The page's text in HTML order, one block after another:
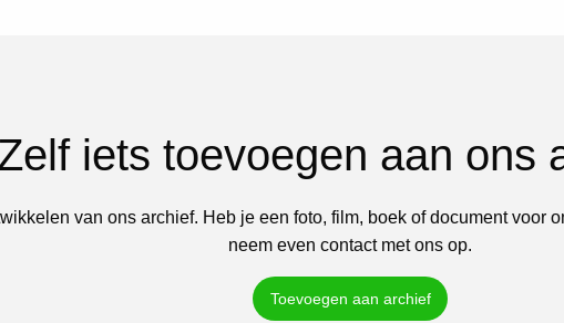
iets toevoegen aan ons
van ons archief. Heb je een foto, film, boek of document voor
neem even contact met ons op.
Toevoegen aan archief